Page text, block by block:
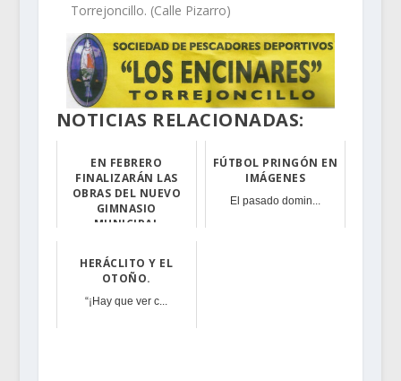
Torrejoncillo. (Calle Pizarro)
NOTICIAS RELACIONADAS:
EN FEBRERO
FINALIZARÁN LAS
OBRAS DEL NUEVO
GIMNASIO
MUNICIPAL
FÚTBOL PRINGÓN EN
IMÁGENES
El pasado domin...
HERÁCLITO Y EL
OTOÑO.
“¡Hay que ver c...